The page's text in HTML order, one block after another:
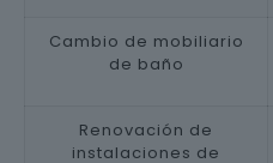
Cambio de mobiliario
de baño
Renovación de
instalaciones de